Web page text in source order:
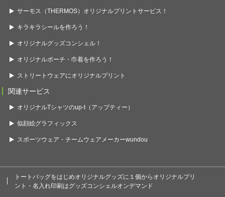
サーモス（THERMOS）オリジナルプリントサービス！
キラキラシールを作ろう！
オリジナルグッズコンシェル！
オリジナルポーチ・巾着を作ろう！
ストリートウェアにオリジナルプリント
関連サービス
オリジナルTシャツのup-t（アップティー）
似顔絵グラフィックス
スポーツウェア・チームウェアメーカーwundou
トートバッグをはじめオリジナルグッズに１個からオリジナルプリ
ント・名入れ印刷はグッズコンシェルオンデマンド